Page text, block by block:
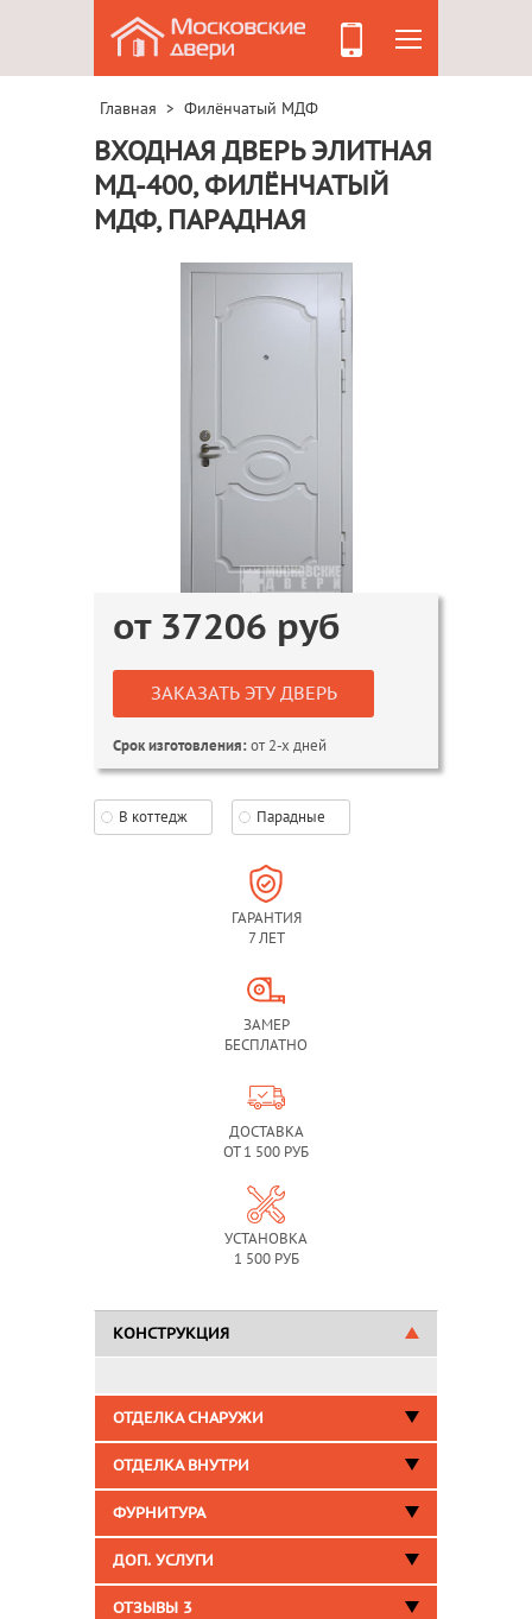
Главная > Филёнчатый МДФ
ВХОДНАЯ ДВЕРЬ ЭЛИТНАЯ
МД-400, ФИЛЁНЧАТЫЙ
МДФ, ПАРАДНАЯ
от 37206 руб
ЗАКАЗАТЬ ЭТУ ДВЕРЬ
Срок изготовления:от 2-х дней
В коттедж Парадные
ГАРАНТИЯ
7 ЛЕТ
ЗАМЕР
БЕСПЛАТНО
ДОСТАВКА
ОТ 1 500 РУБ
УСТАНОВКА
1 500 РУБ
КОНСТРУКЦИЯ
ОТДЕЛКА СНАРУЖИ
ОТДЕЛКА ВНУТРИ
ФУРНИТУРА
ДОП. УСЛУГИ
ОТЗЫВЫ 3